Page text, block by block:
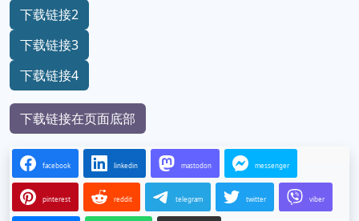
下载链接2
下载链接3
下载链接4
下载链接在页面底部
facebook linkedin mastodon messenger
pinterest reddit telegram twitter viber